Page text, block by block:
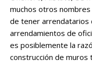
muchos otros
de tener arrendatarios
arrendamientos de
es posiblemente la
construcción de muros